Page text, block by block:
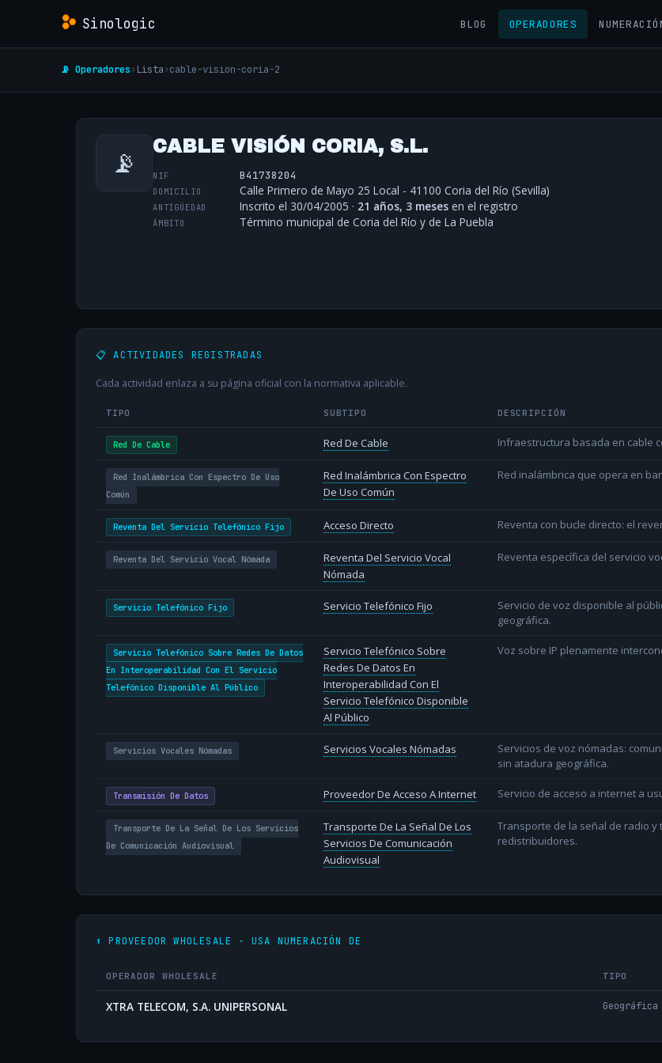
Sinologic BLOG OPERADORES
📡 Operadores› Lista›cable-vision-coria-2
📡 CABLE VISIÓN CORIA, S.L.
NIF B41738204
DOMICILIO Calle Primero de Mayo 25 Local - 41100 Coria del Río (Sevilla)
ANTIGÜEDAD Inscrito el 30/04/2005 · 21 años, 3 meses en el registro
ÁMBITO Término municipal de Coria del Río y de La Puebla
📋 ACTIVIDADES REGISTRADAS
Cada actividad enlaza a su página oficial con la normativa aplicable.
TIPO SUBTIPO DESCRIPCIÓN
Red De Cable Red De Cable Infraestructura basada en cable
Red Inalámbrica Con Espectro De Uso
Común
Red Inalámbrica Con Espectro
De Uso Común
Red inalámbrica que opera en
Reventa Del Servicio Telefónico Fijo Acceso Directo Reventa con bucle directo: el
Reventa Del Servicio Vocal Nómada
Reventa Del Servicio Vocal
Nómada
Reventa específica del servicio
Servicio Telefónico Fijo Servicio Telefónico Fijo
Servicio de voz disponible al
geográfica.
Servicio Telefónico Sobre Redes De Datos
En Interoperabilidad Con El Servicio
Telefónico Disponible Al Público
Servicio Telefónico Sobre
Redes De Datos En
Interoperabilidad Con El
Servicio Telefónico Disponible
Al Público
Voz sobre IP plenamente
Servicios Vocales Nómadas Servicios Vocales Nómadas
Servicios de voz nómadas:
sin atadura geográfica.
Transmisión De Datos Proveedor De Acceso A Internet Servicio de acceso a internet a
Transporte De La Señal De Los Servicios
De Comunicación Audiovisual
Transporte De La Señal De Los
Servicios De Comunicación
Audiovisual
Transporte de la señal de radio
redistribuidores.
⬆️ PROVEEDOR WHOLESALE · USA NUMERACIÓN DE
OPERADOR WHOLESALE TIPO
XTRA TELECOM, S.A. UNIPERSONAL Geográfica